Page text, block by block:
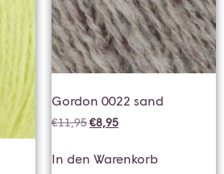
Gordon 0022 sand
€11,95€8,95
In den Warenkorb